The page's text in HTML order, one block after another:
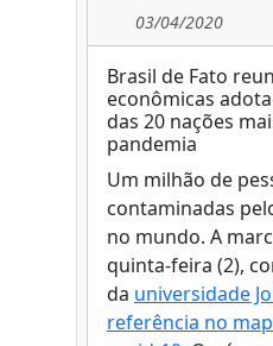
03/04/2020
Brasil de Fato
econômicas
das 20 nações
pandemia
Um milhão de
contaminadas
no mundo. A
quinta-feira (2),
da universidade
referência no